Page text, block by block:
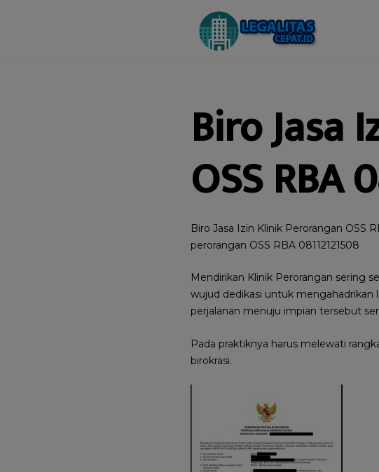
Biro Jasa
OSS RBA
Biro Jasa Izin Klinik Perorangan OSS
perorangan OSS RBA 08112121508
Mendirikan Klinik Perorangan sering
wujud dedikasi untuk mengahadrikan
perjalanan menuju impian tersebut
Pada praktiknya harus melewati
birokrasi.